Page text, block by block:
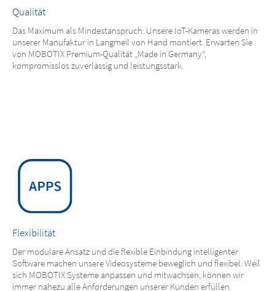
Qualität
Das Maximum als Mindestanspruch: Unsere IoT-Kameras werden in
unserer Manufaktur in Langmeil von Hand montiert. Erwarten Sie
von MOBOTIX Premium-Qualität „Made in Germany“,
kompromisslos zuverlässig und leistungsstark.
Flexibilität
Der modulare Ansatz und die flexible Einbindung intelligenter
Software machen unsere Videosysteme beweglich und flexibel. Weil
sich MOBOTIX Systeme anpassen und mitwachsen, können wir
immer nahezu alle Anforderungen unserer Kunden erfüllen.